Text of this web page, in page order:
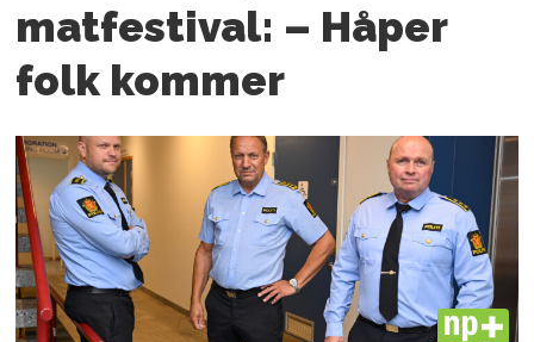
matfestival: – Håper
folk kommer
PLUS